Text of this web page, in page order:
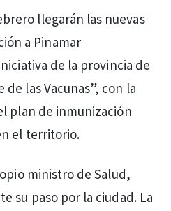
llegarán las nuevas
a Pinamar
de la provincia de
de las Vacunas”, con la
plan de inmunización
el territorio.
ministro de Salud,
su paso por la ciudad. La